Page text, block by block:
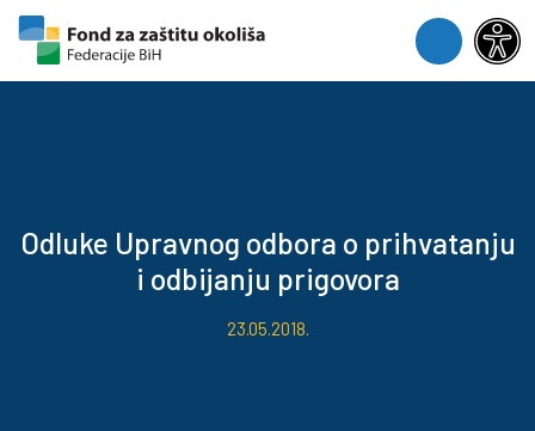
Skip to content
Skip to footer
Menu
Odluke Upravnog odbora o prihvatanju
i odbijanju prigovora
23.05.2018.